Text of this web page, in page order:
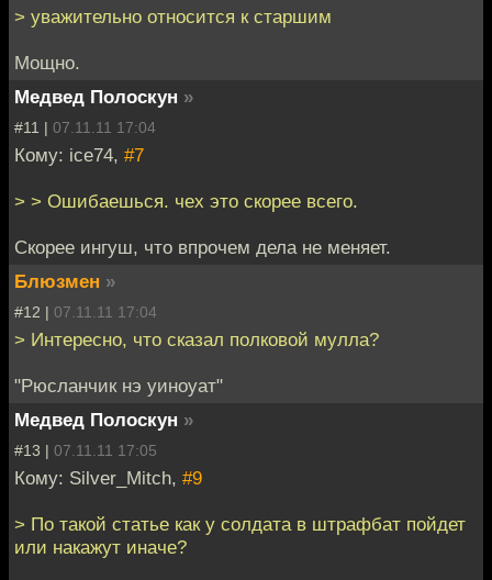
> уважительно относится к старшим
Мощно.
Медвед Полоскун »
#11 | 07.11.11 17:04
Кому: ice74, #7
> > Ошибаешься. чех это скорее всего.
Скорее ингуш, что впрочем дела не меняет.
Блюзмен »
#12 | 07.11.11 17:04
> Интересно, что сказал полковой мулла?
"Рюсланчик нэ уиноуат"
Медвед Полоскун »
#13 | 07.11.11 17:05
Кому: Silver_Mitch, #9
> По такой статье как у солдата в штрафбат пойдет
или накажут иначе?